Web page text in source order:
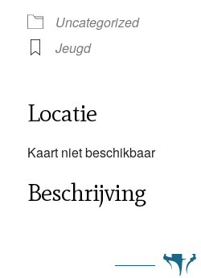
Uncategorized
Jeugd
Locatie
Kaart niet beschikbaar
Beschrijving